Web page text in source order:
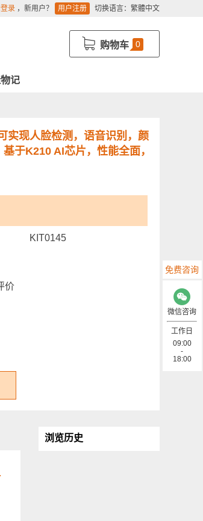
录 ，新用户？ 用户注册 切换语言： 繁體中文
购物车 0
记
实现人脸检测，语音识别，颜
于K210 AI芯片，性能全面，
KIT0145
价
浏览历史
免费咨询
微信咨询
工作日
09:00
-
18:00